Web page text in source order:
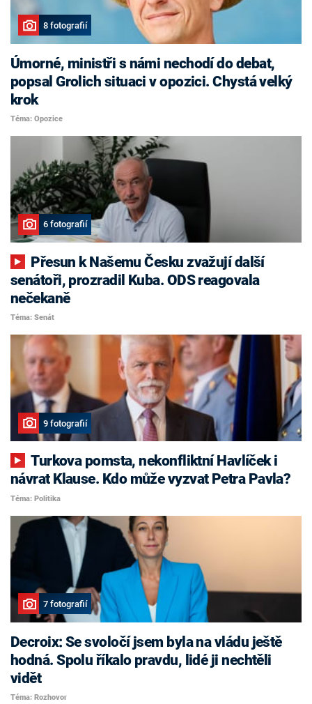
8 fotografií
Úmorné, ministři s námi nechodí do debat,
popsal Grolich situaci v opozici. Chystá velký
krok
Téma: Opozice
6 fotografií
senátoři, prozradil Kuba. ODS reagovala
nečekaně
Téma: Senát
9 fotografií
Turkova pomsta, nekonfliktní Havlíček i
návrat Klause. Kdo může vyzvat Petra Pavla?
Téma: Politika
7 fotografií
Decroix: Se svoločí jsem byla na vládu ještě
hodná. Spolu říkalo pravdu, lidé ji nechtěli
vidět
Téma: Rozhovor